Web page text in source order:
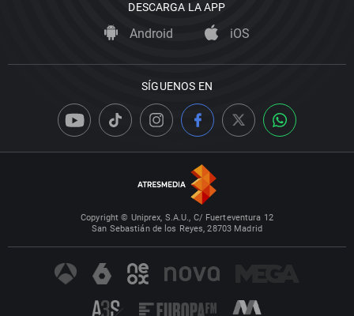
DESCARGA LA APP
Android iOS
SÍGUENOS EN
Copyright © Uniprex, S.A.U., C/ Fuerteventura 12
San Sebastián de los Reyes, 28703 Madrid